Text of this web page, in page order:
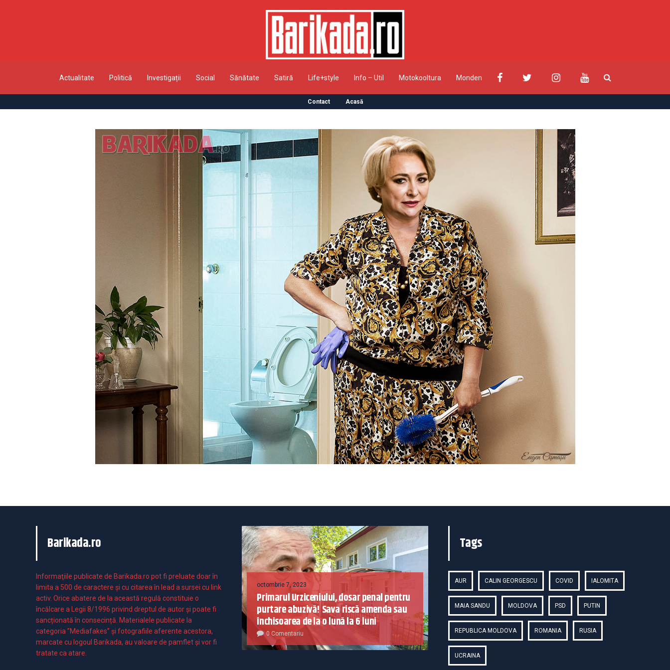
Actualitate Politică Investigații Social Sănătate Satiră Life+style Info – Util Motokooltura Monden
Contact Acasă
Barikada.ro
Informaţiile publicate de Barikada.ro pot fi preluate doar în
limita a 500 de caractere şi cu citarea în lead a sursei cu link
activ. Orice abatere de la această regulă constituie o
încălcare a Legii 8/1996 privind dreptul de autor și poate fi
sancționată în consecință. Materialele publicate la
categoria ”Mediafakes” și fotografiile aferente acestora,
marcate cu logoul Barikada, au valoare de pamflet și vor fi
tratate ca atare.
octombrie 7, 2023
Primarul Urziceniului, dosar penal pentru
purtare abuzivă! Sava riscă amenda sau
închisoarea de la o lună la 6 luni
0 Comentariu
Tags
AUR CALIN GEORGESCU COVID IALOMITA
MAIA SANDU MOLDOVA PSD PUTIN
REPUBLICA MOLDOVA ROMANIA RUSIA
UCRAINA